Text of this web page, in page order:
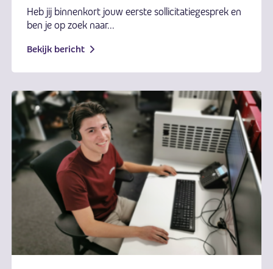
Heb jij binnenkort jouw eerste sollicitatiegesprek en
ben je op zoek naar...
Bekijk bericht